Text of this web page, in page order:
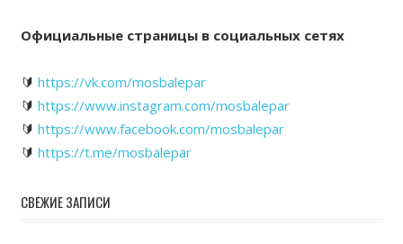
Официальные страницы в социальных сетях
🔰 https://vk.com/mosbalepar
🔰 https://www.instagram.com/mosbalepar
🔰 https://www.facebook.com/mosbalepar
🔰 https://t.me/mosbalepar
СВЕЖИЕ ЗАПИСИ